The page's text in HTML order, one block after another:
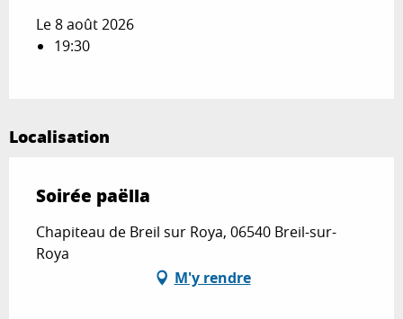
Le 8 août 2026
19:30
Localisation
Soirée paëlla
Chapiteau de Breil sur Roya, 06540 Breil-sur-
Roya
M'y rendre